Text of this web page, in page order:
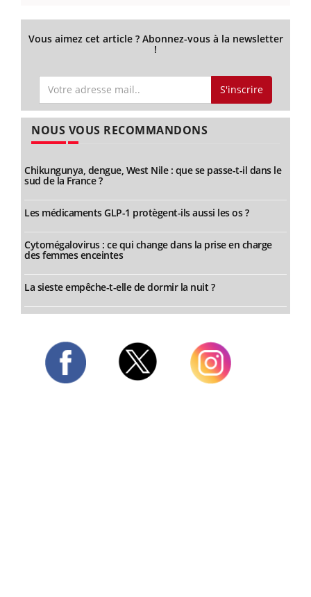
Vous aimez cet article ? Abonnez-vous à la newsletter
!
S'inscrire
NOUS VOUS RECOMMANDONS
Chikungunya, dengue, West Nile : que se passe-t-il dans le
sud de la France ?
Les médicaments GLP-1 protègent-ils aussi les os ?
Cytomégalovirus : ce qui change dans la prise en charge
des femmes enceintes
La sieste empêche-t-elle de dormir la nuit ?